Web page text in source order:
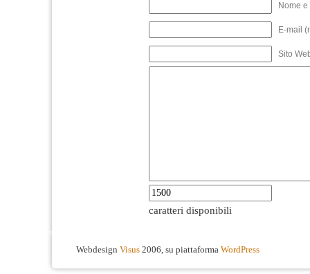
Nome
E-mail
Sito
caratteri disponibili
Webdesign Visus 2006, su piattaforma WordPress